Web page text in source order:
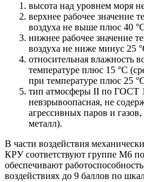
высота над уровнем моря
верхнее рабочее значение
воздуха не выше плюс 40
нижнее рабочее значение
воздуха не ниже минус 25
относительная влажность
температуре плюс 15 °С
при температуре плюс 25
тип атмосферы II по ГОСТ
невзрывоопасная, не
агрессивных паров и
металл).
В части воздействия
КРУ соответствуют группе М6
обеспечивают
воздействиях до 9 баллов по